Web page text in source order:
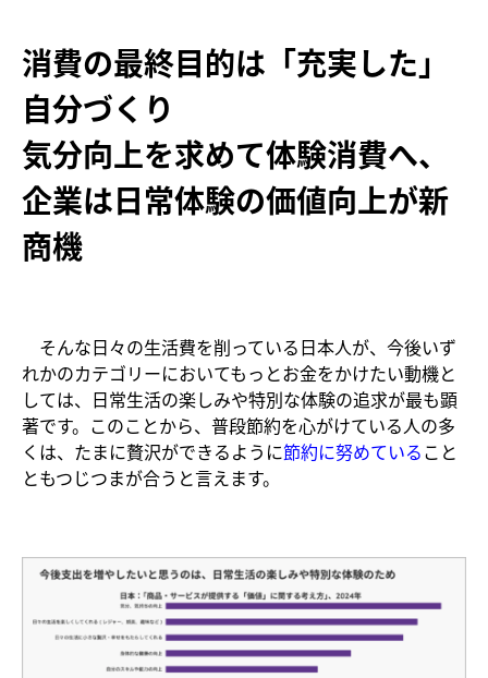
消費の最終目的は「充実した」
自分づくり
気分向上を求めて体験消費へ、
企業は日常体験の価値向上が新
商機
そんな日々の生活費を削っている日本人が、今後いず
れかのカテゴリーにおいてもっとお金をかけたい動機と
しては、日常生活の楽しみや特別な体験の追求が最も顕
著です。このことから、普段節約を心がけている人の多
くは、たまに贅沢ができるように節約に努めていること
ともつじつまが合うと言えます。​